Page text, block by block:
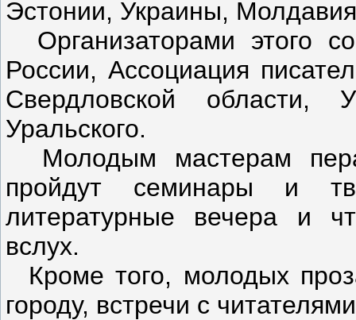
Эстонии, Украины,
Организаторами этого
России, Ассоциация
Свердловской области,
Уральского.
Молодым мастерам
пройдут семинары и
литературные вечера и
вслух.
Кроме того, молодых
городу, встречи с